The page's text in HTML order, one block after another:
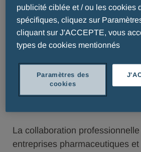
La publication de ces données
engagement clair en faveur de
la part des entreprises
pour la publication des
ScienceIndustries. Elles
de l'EFPIA (European
La collaboration
entreprises pharmaceutiques et
publicité ciblée et / ou les cookies
spécifiques, cliquez sur
cliquant sur J'ACCEPTE, vous
types de cookies mentionnés
Paramètres des
cookies